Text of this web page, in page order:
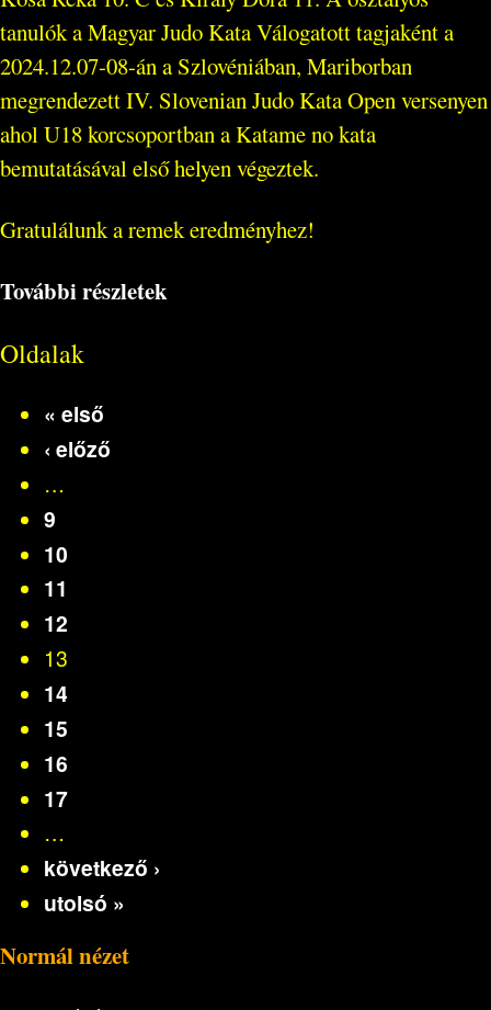
tanulók a Magyar Judo Kata Válogatott tagjaként a
2024.12.07-08-án a Szlovéniában, Mariborban
megrendezett IV. Slovenian Judo Kata Open versenyen
ahol U18 korcsoportban a Katame no kata
bemutatásával első helyen végeztek.
Gratulálunk a remek eredményhez!
További részletek
Oldalak
« első
‹ előző
…
9
10
11
12
13
14
15
16
17
…
következő ›
utolsó »
Normál nézet